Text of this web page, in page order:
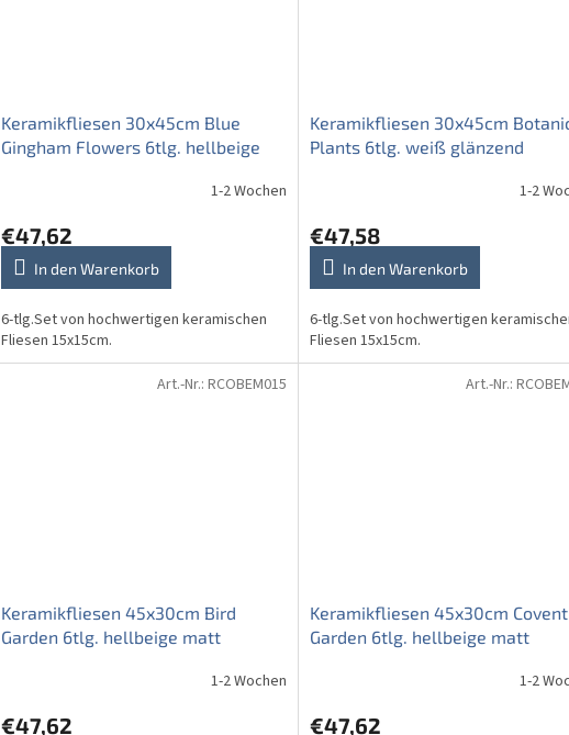
Keramikfliesen 30x45cm Blue
Gingham Flowers 6tlg. hellbeige
1-2 Wochen
€47,62
In den Warenkorb
6-tlg.Set von hochwertigen keramischen
Fliesen 15x15cm.
Keramikfliesen 30x45cm
Plants 6tlg. weiß glänzend
1-2
€47,58
In den Warenkorb
6-tlg.Set von hochwertigen
Fliesen 15x15cm.
Keramikfliesen 45x30cm Bird
Garden 6tlg. hellbeige matt
1-2 Wochen
€47,62
Art.-Nr.: RCOBEM015
Keramikfliesen 45x30cm Covent
Garden 6tlg. hellbeige matt
1-2
€47,62
Art.-Nr.: